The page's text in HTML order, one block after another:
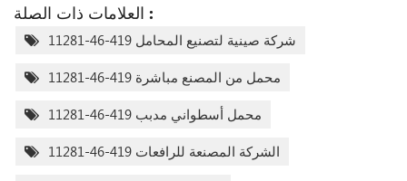
العلامات ذات الصلة :
شركة صينية لتصنيع المحامل 419-46-11281
محمل من المصنع مباشرة 419-46-11281
محمل أسطواني مدبب 419-46-11281
الشركة المصنعة للرافعات 419-46-11281